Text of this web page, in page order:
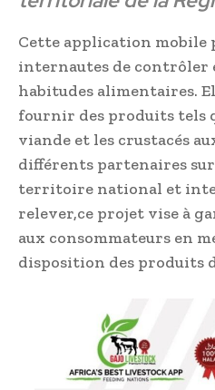
Cette application mobile
internautes de contrôler
habitudes alimentaires.
fournir des produits tels
viande et les crustacés
différents partenaires sur
territoire national et
relever,ce projet vise à
aux consommateurs en
disposition des produits